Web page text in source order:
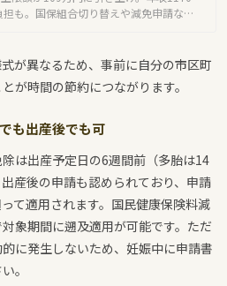
も。国保組合切り替えや減免申請など5
が異なるため、事前に自分の市区町
が時間の節約につながります。
も出産後でも可
は出産予定日の6週間前（多胎は14
産後の申請も認められており、申請
て適用されます。国民健康保険料減
象期間に遡及適用が可能です。ただ
に発生しないため、妊娠中に申請書
。